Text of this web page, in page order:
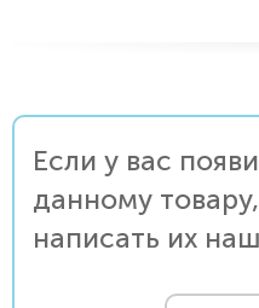
Если у вас
данному
написать их